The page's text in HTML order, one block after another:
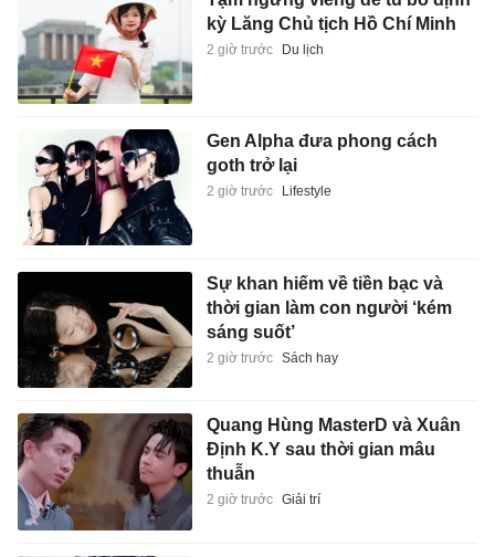
kỳ Lăng Chủ tịch Hồ Chí Minh
2 giờ trước Du lịch
Gen Alpha đưa phong cách
goth trở lại
2 giờ trước Lifestyle
Sự khan hiếm về tiền bạc và
thời gian làm con người ‘kém
sáng suốt’
2 giờ trước Sách hay
Quang Hùng MasterD và Xuân
Định K.Y sau thời gian mâu
thuẫn
2 giờ trước Giải trí